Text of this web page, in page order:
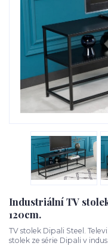
Industriální TV
120cm.
TV stolek Dipali Steel.
stolek ze série Dipali v